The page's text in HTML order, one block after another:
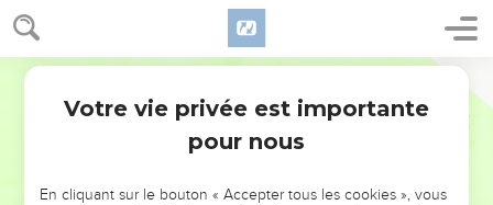
NE MANQUEZ PAS L’ÉVÉNEMENT
Votre vie privée est importante
pour nous
En cliquant sur le bouton « Accepter tous les cookies », vous